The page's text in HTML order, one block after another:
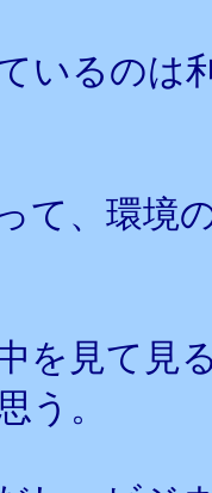
いるのは
て、環境
を見て見
う。